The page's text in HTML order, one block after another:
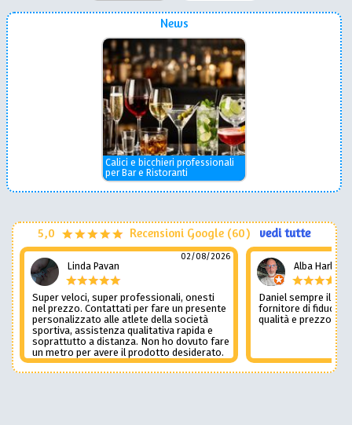
News
Calici e bicchieri professionali
per Bar e Ristoranti
5,0 Recensioni Google (60) vedi tutte
Linda Pavan
02/08/2026
Super veloci, super professionali, onesti
nel prezzo. Contattati per fare un presente
personalizzato alle atlete della società
sportiva, assistenza qualitativa rapida e
soprattutto a distanza. Non ho dovuto fare
un metro per avere il prodotto desiderato.
Una assistenza del genere è rara e
preziosa. Credo li contatterò ancora in
Alba Harley
Daniel sempre il
fornitore di fiducia
qualità e prezzo